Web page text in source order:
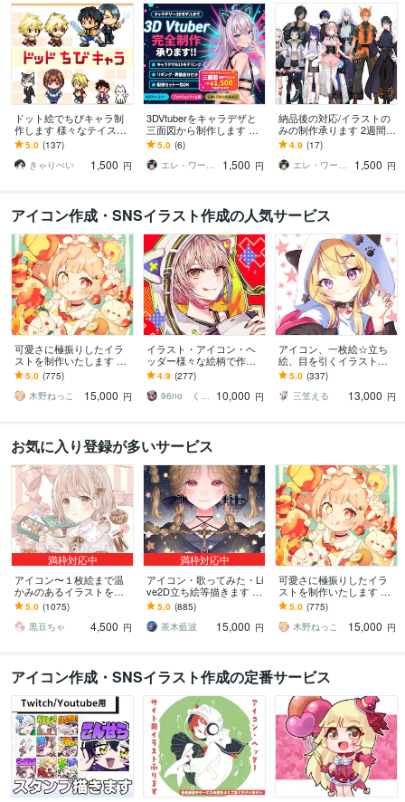
ドット絵でちびキャラ制
作します 様々なテイスト
のちびキャラを作成しま
す
5.0 (137)
きゃりぺい
1,500 円
3DVtuberをキャラデザと
三面図から制作します 配
信画面/背景/ネームロゴ/離
席中/待機中/OP/EDセット
5.0 (6)
エレ・ワークス｜Vtuber制作
1,500 円
納品後の対応/イラストの
みの制作承ります 2週間後
のアフター対応受付窓口
です
4.9 (17)
エレ・ワークス｜Vtuber制作
1,500 円
アイコン作成・SNSイラスト作成の人気サービス
可愛さに極振りしたイラ
ストを制作いたします ★
商用利用＆二次利用込
み！ミニキャラは小物２
点まで無料！★
5.0 (775)
木野ねっこ
15,000 円
イラスト・アイコン・ヘ
ッダー様々な絵柄で作成
します 商用可！似顔絵・
ブログ・インスタ・動画
配信サムネ等用途様々！
4.9 (277)
96no くろの
10,000 円
アイコン、一枚絵☆立ち
絵、目を引くイラスト描
きます イリアム、サム
ネ、live2D、YouTube、歌
ってみたも
5.0 (337)
三笠える
13,000 円
お気に入り登録が多いサービス
満枠対応中
アイコン〜１枚絵まで温
かみのあるイラストを描
きます ★ココナラ自体が
初めての方も、お気軽に
ご相談ください♪★
5.0 (1075)
黒豆ちゃ
4,500 円
満枠対応中
アイコン・歌ってみた・Li
ve2D立ち絵等描きます ち
びキャラや配信用イラス
ト等、幅広く制作してい
ます！
5.0 (885)
茶木藍波
15,000 円
可愛さに極振りしたイラ
ストを制作いたします ★
商用利用＆二次利用込
み！ミニキャラは小物２
点まで無料！★
5.0 (775)
木野ねっこ
15,000 円
アイコン作成・SNSイラスト作成の定番サービス